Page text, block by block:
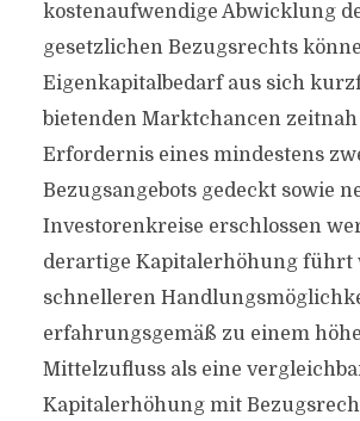
kostenaufwendige Abwicklung
gesetzlichen Bezugsrechts
Eigenkapitalbedarf aus sich
bietenden Marktchancen
Erfordernis eines mindestens
Bezugsangebots gedeckt sowie
Investorenkreise erschlossen
derartige Kapitalerhöhung führt
schnelleren
erfahrungsgemäß zu einem
Mittelzufluss als eine
Kapitalerhöhung mit